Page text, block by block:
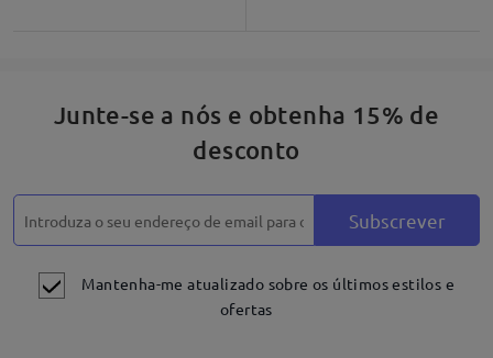
Junte-se a nós e obtenha 15% de
desconto
Subscrever
Mantenha-me atualizado sobre os últimos estilos e
ofertas